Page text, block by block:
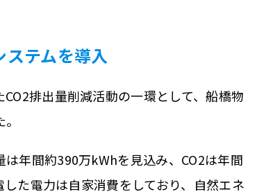
テムを導入
排出量削減活動の一環として、船橋物
年間約390万kWhを見込み、CO2は年間
た電力は自家消費をしており、自然エネ